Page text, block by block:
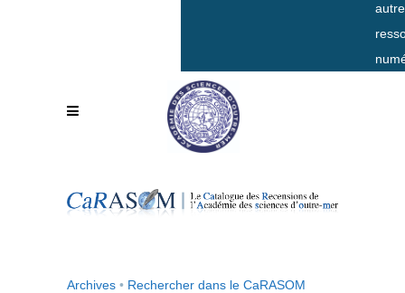
Archives • Rechercher dans le CaRASOM